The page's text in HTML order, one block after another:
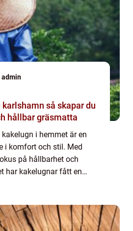
admin
så skapar du
hållbar gräsmatta
i hemmet är en
i komfort och stil. Med
på hållbarhet och
har kakelugnar fått en